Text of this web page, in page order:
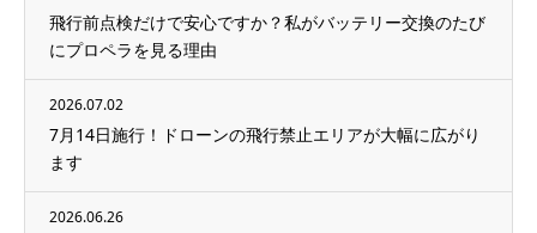
飛行前点検だけで安心ですか？私がバッテリー交換のたび
にプロペラを見る理由
2026.07.02
7月14日施行！ドローンの飛行禁止エリアが大幅に広がり
ます
2026.06.26